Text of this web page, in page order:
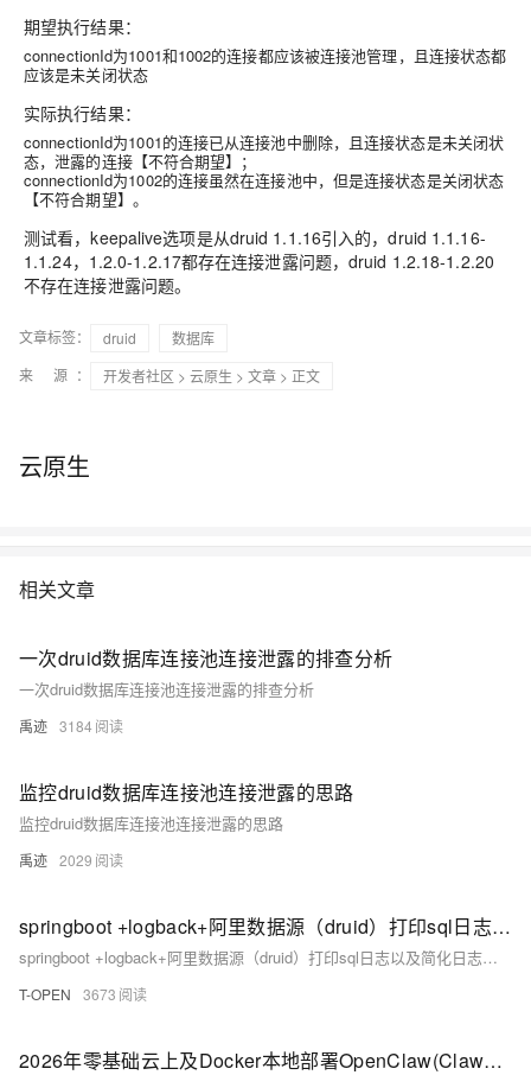
期望执行结果：
connectionId为1001和1002的连接都应该被连接池管理，且连接状态都
应该是未关闭状态
实际执行结果：
connectionId为1001的连接已从连接池中删除，且连接状态是未关闭状
态，泄露的连接【不符合期望】；
connectionId为1002的连接虽然在连接池中，但是连接状态是关闭状态
【不符合期望】。
测试看，keepalive选项是从druid 1.1.16引入的，druid 1.1.16-
1.1.24，1.2.0-1.2.17都存在连接泄露问题，druid 1.2.18-1.2.20
不存在连接泄露问题。
文章标签： druid
数据库
来 源：
开发者社区 > 云原生 > 文章 > 正文
云原生
相关文章
一次druid数据库连接池连接泄露的排查分析
一次druid数据库连接池连接泄露的排查分析
禹迹 3184
监控druid数据库连接池连接泄露的思路
监控druid数据库连接池连接泄露的思路
禹迹 2029
springboot +logback+阿里数据源（druid）打印sql日志以及简化日志输出方式
springboot +logback+阿里数据源（druid）打印sql日志以及简化日志输出方式
T-OPEN 3673
2026年零基础云上及Docker本地部署OpenClaw(Clawdbot) 配置飞书机器人指南，也可集成Telegram、Discord（附避坑攻略）